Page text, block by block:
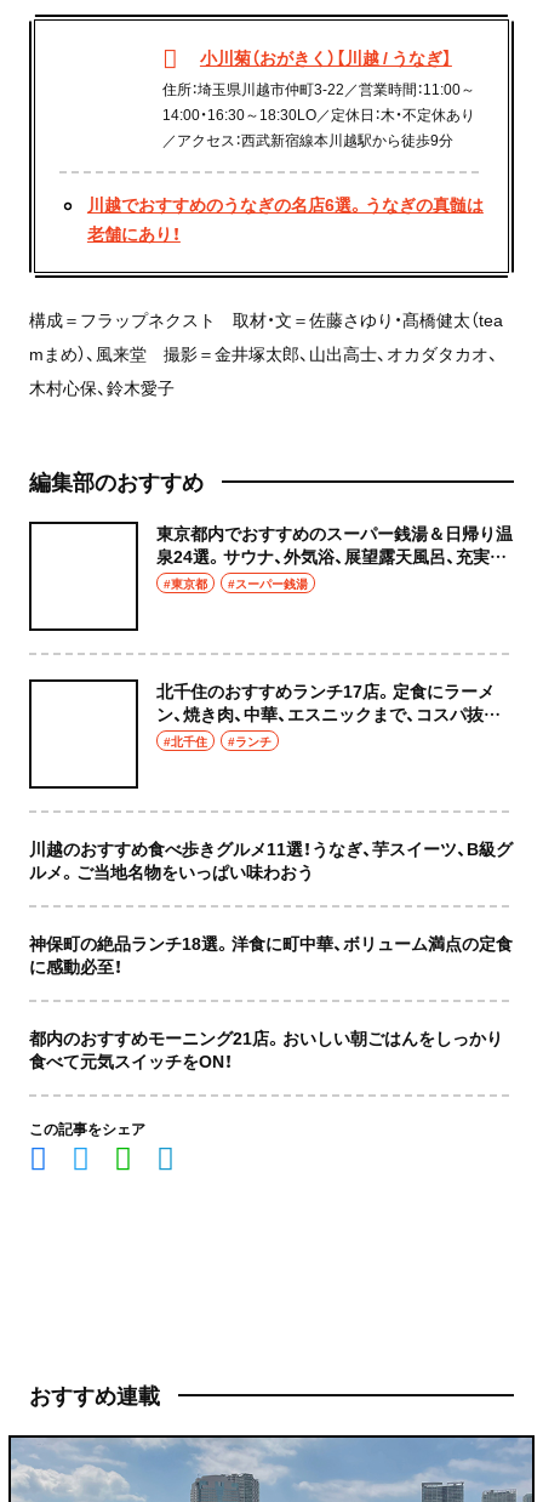
小川菊（おがきく）【川越 / うなぎ】
住所：埼玉県川越市仲町3-22／営業時間：11:00～
14:00・16:30～18:30LO／定休日：木・不定休あり
／アクセス：西武新宿線本川越駅から徒歩9分
川越でおすすめのうなぎの名店6選。うなぎの真髄は
老舗にあり！
構成＝フラップネクスト 取材・文＝佐藤さゆり・髙橋健太（tea
mまめ）、風来堂 撮影＝金井塚太郎、山出高士、オカダタカオ、
木村心保、鈴木愛子
編集部のおすすめ
東京都内でおすすめのスーパー銭湯＆日帰り温
泉24選。サウナ、外気浴、展望露天風呂、充実の
癒やし空間へ
#東京都 #スーパー銭湯
北千住のおすすめランチ17店。定食にラーメ
ン、焼き肉、中華、エスニックまで、コスパ抜群
な店もおしゃれな店も網羅してご紹介！
#北千住 #ランチ
川越のおすすめ食べ歩きグルメ11選！うなぎ、芋スイーツ、B級グ
ルメ。ご当地名物をいっぱい味わおう
神保町の絶品ランチ18選。洋食に町中華、ボリューム満点の定食
に感動必至！
都内のおすすめモーニング21店。おいしい朝ごはんをしっかり
食べて元気スイッチをON！
この記事をシェア
おすすめ連載